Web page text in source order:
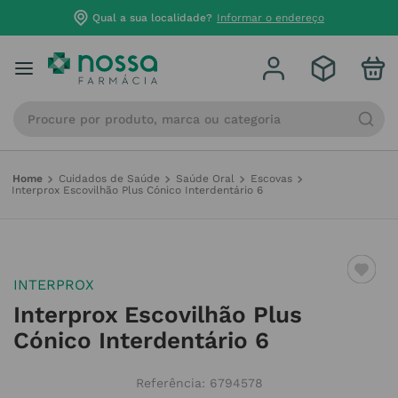
Qual a sua localidade? Informar o endereço
Cuidados de Saúde Saúde Oral
Escovas
Interprox Escovilhão Plus Cónico Interdentário 6
INTERPROX
Interprox Escovilhão Plus
Cónico Interdentário 6
Referência: 6794578